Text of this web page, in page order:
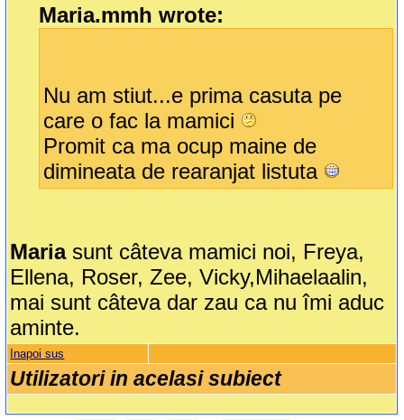
Maria.mmh wrote:
Nu am stiut...e prima casuta pe
care o fac la mamici
Promit ca ma ocup maine de
dimineata de rearanjat listuta
Mariasunt câteva mamici noi, Freya,
Ellena, Roser, Zee, Vicky,Mihaelaalin,
mai sunt câteva dar zau ca nu îmi aduc
aminte.
Inapoi sus
Utilizatori in acelasi subiect